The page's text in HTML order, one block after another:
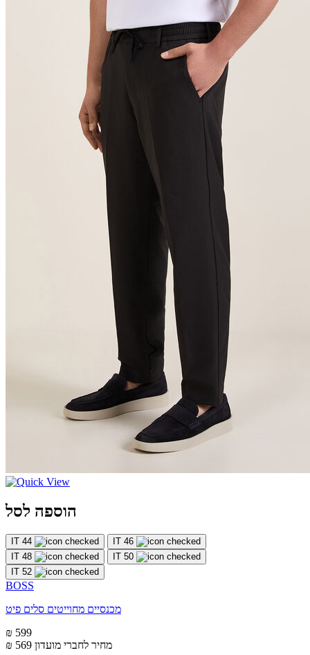
הוספה לסל
IT 44
IT 46
IT 48
IT 50
IT 52
BOSS
מכנסיים מחוייטים סלים פיט
₪ 599
₪ 569 מחיר לחברי מועדון